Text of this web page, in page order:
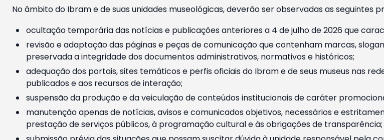
No âmbito do Ibram e de suas unidades museológicas, deverão ser observadas as seguintes
ocultação temporária das notícias e publicações anteriores a 4 de julho de 2026 que
revisão e adaptação das páginas e peças de comunicação que contenham marcas,
preservada a integridade dos documentos administrativos, normativos e históricos;
adequação dos portais, sites temáticos e perfis oficiais do Ibram e de seus museus nas
publicados e aos recursos de interação;
suspensão da produção e da veiculação de conteúdos institucionais de caráter
manutenção apenas de notícias, avisos e comunicados objetivos, necessários e
prestação de serviços públicos, à programação cultural e às obrigações de transparência;